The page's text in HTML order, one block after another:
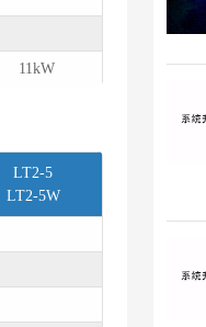
11kW
LT2-5
LT2-5W